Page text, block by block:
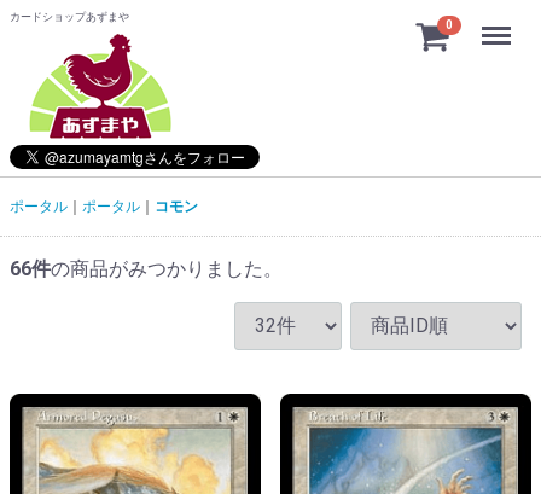
カードショップあずまや
0 Menu
ポータル ポータル コモン
66件の商品がみつかりました。